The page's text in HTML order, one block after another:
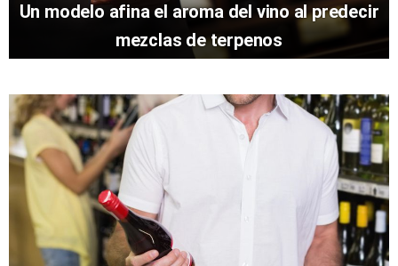
Un modelo afina el aroma del vino al predecir
mezclas de terpenos